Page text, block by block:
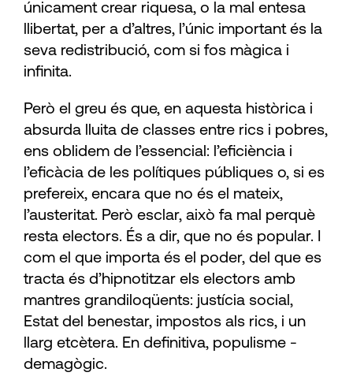
únicament crear riquesa, o la mal entesa
llibertat, per a d’altres, l’únic important és la
seva redistribució, com si fos màgica i
infinita.
Però el greu és que, en aquesta històrica i
absurda lluita de classes entre rics i pobres,
ens oblidem de l’essencial: l’eficiència i
l’eficàcia de les polítiques públiques o, si es
prefereix, encara que no és el mateix,
l’austeritat. Però ­esclar, això fa mal perquè
resta electors. És a dir, que no és popular. I
com el que importa és el poder, del que es
tracta és d’hipnotitzar els electors amb
mantres grandiloqüents: jus­tícia social,
Estat del benestar, impostos als rics, i un
llarg etcètera. En definitiva, populisme ­
demagògic.